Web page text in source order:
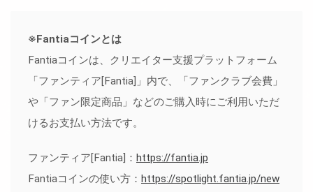
※Fantiaコインとは
Fantiaコインは、クリエイター支援プラットフォーム
「ファンティア[Fantia]」内で、「ファンクラブ会費」
や「ファン限定商品」などのご購入時にご利用いただ
けるお支払い方法です。
ファンティア[Fantia]： https://fantia.jp
Fantiaコインの使い方： https://spotlight.fantia.jp/new